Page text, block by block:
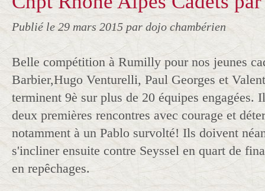
Publié le 29 mars 2015 par dojo chambérien
Belle compétition à Rumilly pour nos jeunes
Barbier,Hugo Venturelli, Paul Georges et
terminent 9è sur plus de 20 équipes engagées.
deux premières rencontres avec courage et
notamment à un Pablo survolté! Ils doivent
s'incliner ensuite contre Seyssel en quart de
en repêchages.